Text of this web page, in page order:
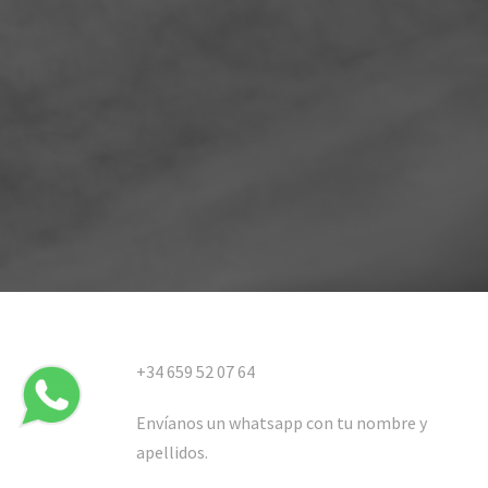
+34 659 52 07 64
Envíanos un whatsapp con tu nombre y
apellidos.